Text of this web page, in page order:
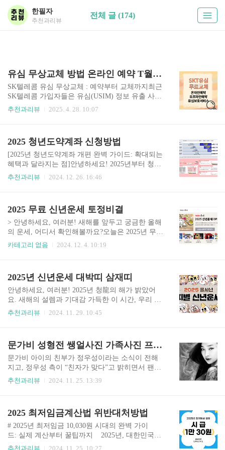
한필자
추천과리뷰
전체 글 (174)
유심 무상교체 방법 온라인 예약 T월드 매장 확인
SK텔레콤 유심 무상교체 : 예약부터 교체까지최근
SK텔레콤 가입자들은 유심(USIM) 정보 유출 사고
로 인해 큰 충격을 받았습니다.이에 SK텔레콤은 고
습니다.오늘은 SKT 유심 교체를 준비하는 분들을
위해 매장 예약 방법과 온라인 신청 방법을 중심으
로 전문적인 정보를 제공해 드리겠습니다. SKT 유
심 교체가 필요한 이유이번 사고는 단순한 개인정
보 유출이 아니라, 금융사기 위험으로까지 이어질
유심 교체가 필수적입니다. 유심 교체 대상자2025
년 4월..
추천과리뷰 2025. 4. 28. 10:07
2025 청년도약계좌 신청방법
[2025년 청년도약계좌 개편 완벽 가이드: 확대되는
혜택과 달라지는 점]안녕하세요! 2025년부터 청년
도약계좌가 더욱 강화된 혜택으로 돌아옵니다. 이
적인 호응을 얻고 있습니다. 금융위원회 발표에 따
르면 2023년 한 해 동안 무려 106만 명의 청년이 신
규 가입했으며, 연말 기준 누적 가입자 수는 157만
명에 달합니다. 전체 가입 가능 청년(약 600만 명
추정) 중 4명 중 1명 이상이 청년도약계좌를 통해
만 19세 ~ 34세 이하- 병역 이행 기간 증명 시,..
추천과리뷰 2024. 12. 26. 16:46
2025 무료 신년운세 토정비결
> 안녕하세요, 여러분! 새해를 앞두고 궁금한 올해
의 운세, 어디서 확인해볼까요?오늘은 2025년 무료
신년운세를 제공하는 10개의 유명 사이트를 소개
설렘과 기대감 가득한 이 시간, 우리 모두의 운세를
함께 들여다볼까요? 😊🐉 목차 새해, 새로운 시작2
025년은 청龍의 해로, 변화와feelza1.com 1. 사주
닷컴 사주닷컴은 국내 최대 운세 포털 사이트 중 하
나로, 전문적이고 신뢰할 수 있는 운세 정보를 제공
사주 분석과 함께 세부적인 운세 ..
카테고리 없음 2024. 12. 4. 10:19
2025년 신년운세 대박띠 삼재띠
안녕하세요, 여러분! 2025년 청龍의 해가 밝았어
요. 새해의 설렘과 기대감 가득한 이 시간, 우리 모
두의 운세를 함께 들여다볼까요? 😊🐉 목차 새해,
금하죠? 함께 재미있게 알아보아요! 2025 무료 신
년운세 토정비결 싸이트 TOP10 안녕하세요, 여러
분! 새해를 앞두고 궁금한 올해의 운세, 어디서 확
인해볼까요?오늘은 2025년 무료 신년운세를 제공
하는 10개의 유명 사이트를 소개해드리겠습니
추천과리뷰 2024. 11. 29. 10:45
문가비 성형전 쌩얼사진 가족사진 프로필
문가비 아이의 친부가 정우성이라는 소식이 전해
지고, 정우성 측이 “친자가 맞다”고 밝히면서 팬들
이 직접 만드는 온라인 지식 백과에는 새로운 내용
24년 3월생이며 ‘문가비와의 사이에서 낳은 혼외자
이다’라고 설명되어 있습니다.문가비의 프로필에
도 ‘정우성과의 사이에서 낳은 아들’이 추가되었습
니다. 이 처럼 최근 화재의 인물이 된 모델 문가비
추천과리뷰 2024. 11. 25. 13:39
2025 최저임금계산법 위반대처방법
# 2025년 최저임금 10,030원 시대의 완벽 가이
드: 실제 계산부터 꿀팁까지 2025년, 대한민국
의 최저임금이 시간당 10,030원으로 확정되었습니
추천과리뷰 2024. 11. 25. 10:27